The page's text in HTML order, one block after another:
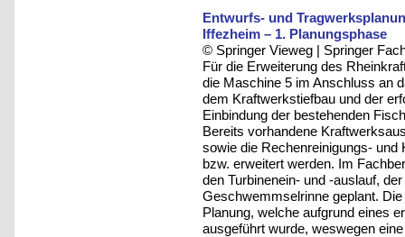
Entwurfs- und
Iffezheim – 1. Planungsphase
© Springer Vieweg | Springer
Für die Erweiterung des
die Maschine 5 im Anschluss an
dem Kraftwerkstiefbau und der
Einbindung der bestehenden
Bereits vorhandene
sowie die Rechenreinigungs- und
bzw. erweitert werden. Im
den Turbinenein- und -auslauf,
Geschwemmselrinne geplant.
Planung, welche aufgrund eines
ausgeführt wurde, weswegen